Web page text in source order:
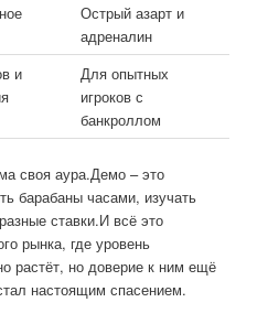
Острый азарт и
адреналин
и
Для опытных
игроков с
банкроллом
своя аура.Демо – это
барабаны часами, изучать
ставки.И всё это
рынка, где уровень
растёт, но доверие к ним ещё
настоящим спасением.